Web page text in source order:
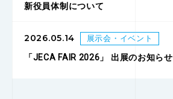
新役員体制について
2026.05.14 展示会・イベント
「JECA FAIR 2026」 出展のお知らせ